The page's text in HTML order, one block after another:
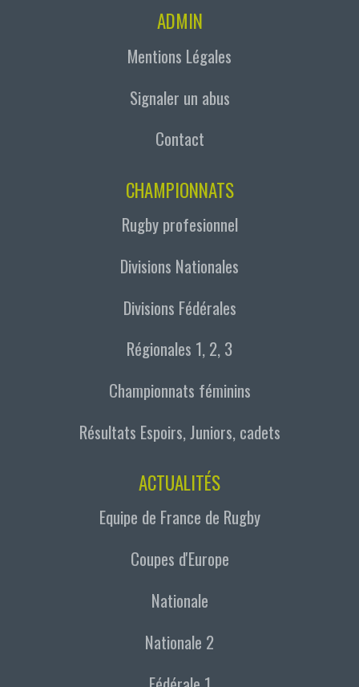
ADMIN
Mentions Légales
Signaler un abus
Contact
CHAMPIONNATS
Rugby profesionnel
Divisions Nationales
Divisions Fédérales
Régionales 1, 2, 3
Championnats féminins
Résultats Espoirs, Juniors, cadets
ACTUALITÉS
Equipe de France de Rugby
Coupes d'Europe
Nationale
Nationale 2